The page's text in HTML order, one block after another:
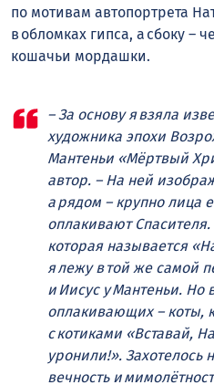
по мотивам автопортрета
в обломках гипса, а сбоку –
кошачьи мордашки.
– За основу я взяла
художника эпохи
Мантеньи «Мёртвый
автор. – На ней
а рядом – крупно лица
оплакивают
которая называется
я лежу в той же самой
и Иисус у Мантеньи. Но
оплакивающих – коты,
с котиками «Вставай,
уронили!». Захотелось
вечность и